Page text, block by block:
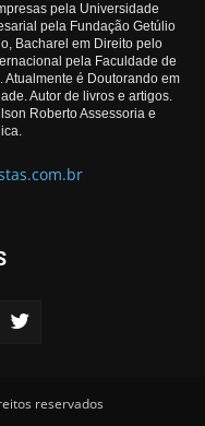
pela Universidade
pela Fundação Getúlio
Bacharel em Direito pelo
pela Faculdade de
é Doutorando em
Autor de livros e artigos.
Roberto Assessoria e
reservados